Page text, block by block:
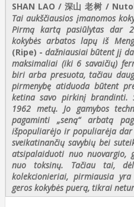
SHAN LAO / 深山 老树 /
Tai aukščiausios įmanomos
Pirmą kartą pasiūlytas dar
kokybės arbatos lapų iš
(Ripe) - dažniausiai būtent jį
maksimaliai (iki 6 savaičių)
biri arba presuota, tačiau
pirmenybę atiduoda būtent
ketina savo pirkinį brandinti.
1962 metų. Jo gamybos
pagaminti „seną“ arbatą
išpopuliarėjo ir populiarėja
sveikatinančių savybių bei
atsipalaiduoti nuo nuovargio,
nuo toksinų. Tačiau tai,
kolekcionieriai, pirmiausia
geros kokybės puerą, tikrai